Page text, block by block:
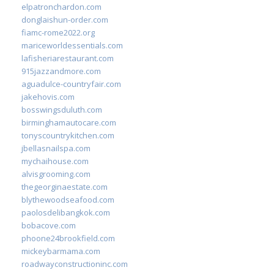
elpatronchardon.com
donglaishun-order.com
fiamc-rome2022.org
mariceworldessentials.com
lafisheriarestaurant.com
915jazzandmore.com
aguadulce-countryfair.com
jakehovis.com
bosswingsduluth.com
birminghamautocare.com
tonyscountrykitchen.com
jbellasnailspa.com
mychaihouse.com
alvisgrooming.com
thegeorginaestate.com
blythewoodseafood.com
paolosdelibangkok.com
bobacove.com
phoone24brookfield.com
mickeybarmama.com
roadwayconstructioninc.com